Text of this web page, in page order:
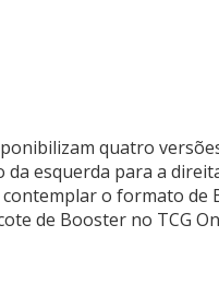
quatro
da esquerda para a
o formato de
de Booster no TCG